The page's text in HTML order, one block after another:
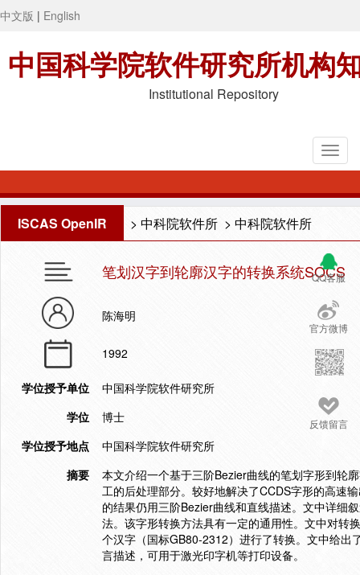
中文版 | English
中国科学院软件研究所机构
Institutional Repository
ISCAS OpenIR > 中科院软件所 > 中科院软件所
QQ客服
官方微博
反馈留言
笔划汉字到轮廓汉字的转换系统SOCS
陈海明
1992
学位授予单位
中国科学院软件研究所
学位
博士
学位授予地点
中国科学院软件研究所
摘要
本文介绍一个基于三阶Bezier曲线的笔划字形到轮
工的后处理部分。较好地解决了CCDS字形的高速
的结果仍用三阶Bezier曲线和直线描述。文中详细
法。该字形转换方法具有一定的通用性。文中对转
个汉字（国标GB80-2312）进行了转换。文中给
言描述，可用于激光印字机等打印设备。